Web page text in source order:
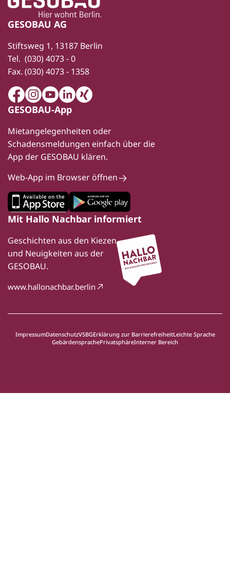
GESOBAU AG
Stiftsweg 1, 13187 Berlin
Tel. (030) 4073 - 0
Fax. (030) 4073 - 1358
FacebookInstagram
YoutubeLinkedIn
Xing
GESOBAU-App
Mietangelegenheiten oder
Schadensmeldungen einfach über die
App der GESOBAU klären.
Web-App im Browser öffnen
Mit Hallo Nachbar informiert
Geschichten aus den Kiezen
und Neuigkeiten aus der
GESOBAU.
www.hallonachbar.berlin
ImpressumDatenschutzVSBGErklärung zur BarrierefreiheitLeichte Sprache
GebärdensprachePrivatsphäreInterner Bereich